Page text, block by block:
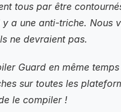
tous par être
a une anti-triche. Nous
ne devraient pas.
Guard en même
sur toutes les
le compiler !